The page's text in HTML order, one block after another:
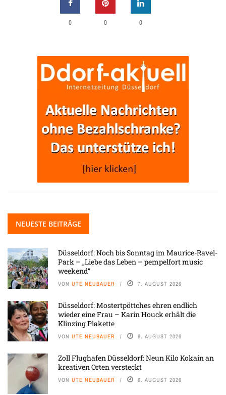
0 0 0
NEUESTE BEITRÄGE
Düsseldorf: Noch bis Sonntag im Maurice-Ravel-
Park – „Liebe das Leben – pempelfort music
weekend“
VON UTE NEUBAUER 7. AUGUST 2026
Düsseldorf: Mostertpöttches ehren endlich
wieder eine Frau – Karin Houck erhält die
Klinzing Plakette
VON UTE NEUBAUER 6. AUGUST 2026
Zoll Flughafen Düsseldorf: Neun Kilo Kokain an
kreativen Orten versteckt
VON UTE NEUBAUER 6. AUGUST 2026